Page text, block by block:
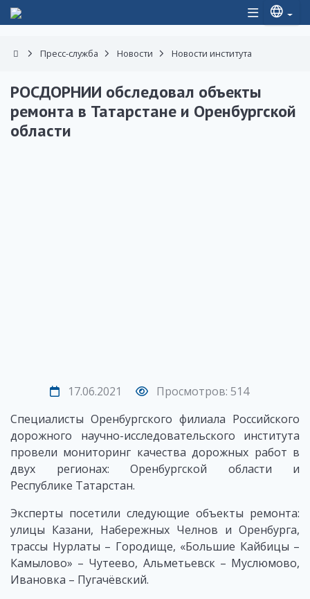
Пресс-служба Новости Новости института
РОСДОРНИИ обследовал объекты
ремонта в Татарстане и Оренбургской
области
17.06.2021
Просмотров: 514
Специалисты Оренбургского филиала Российского
дорожного научно-исследовательского института
провели мониторинг качества дорожных работ в
двух регионах: Оренбургской области и
Республике Татарстан.
Эксперты посетили следующие объекты ремонта:
улицы Казани, Набережных Челнов и Оренбурга,
трассы Нурлаты – Городище, «Большие Кайбицы –
Камылово» – Чутеево, Альметьевск – Муслюмово,
Ивановка – Пугачёвский.